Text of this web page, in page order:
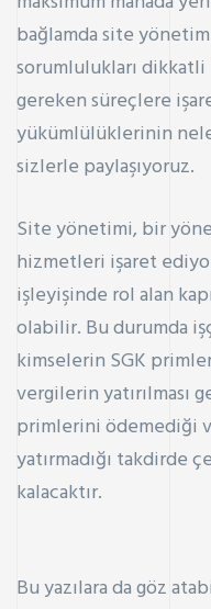
bağlamda site
sorumlulukları dikkatli
gereken süreçlere
yükümlülüklerinin
sizlerle paylaşıyoruz.
Site yönetimi, bir
hizmetleri işaret
işleyişinde rol alan
olabilir. Bu durumda
kimselerin SGK
vergilerin yatırılması
primlerini ödemediği
yatırmadığı takdirde
kalacaktır.
Bu yazılara da göz